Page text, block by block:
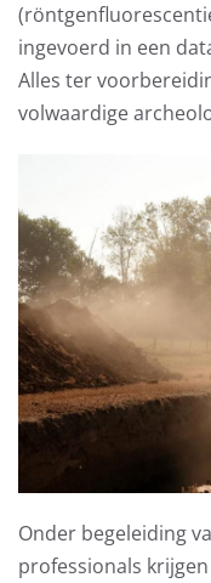
ingevoerd in een
Alles ter
volwaardige
Onder begeleiding
professionals